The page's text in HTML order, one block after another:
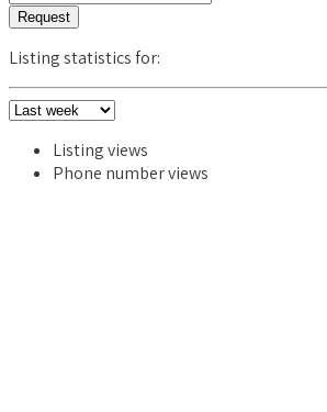
Request
Listing statistics for:
Listing views
Phone number views